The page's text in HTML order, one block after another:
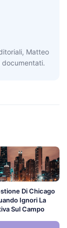
Matteo
documentati.
Di Chicago
Ignori La
Sul Campo